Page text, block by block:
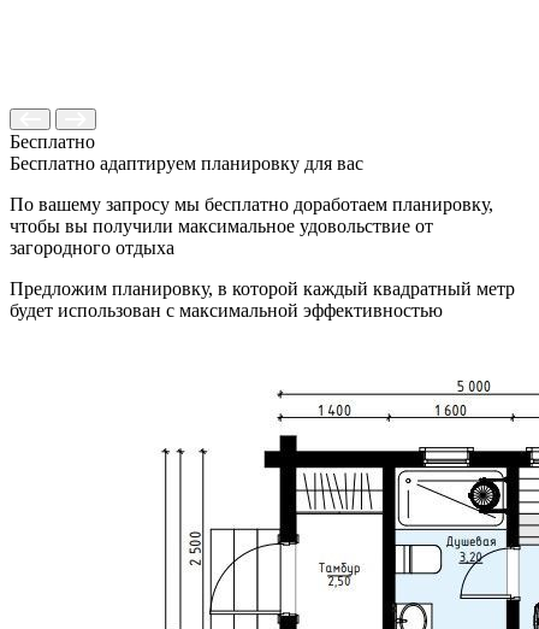
Бесплатно
Бесплатно адаптируем планировку для вас
По вашему запросу мы бесплатно доработаем планировку,
чтобы вы получили максимальное удовольствие от
загородного отдыха
Предложим планировку, в которой каждый квадратный метр
будет использован с максимальной эффективностью